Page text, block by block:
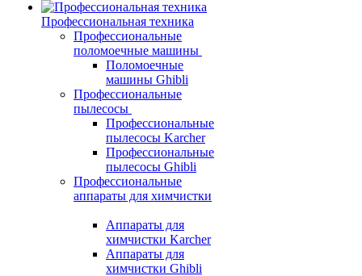
Профессиональная техника
Профессиональные
поломоечные машины
Поломоечные
машины Ghibli
Профессиональные
пылесосы
Профессиональные
пылесосы Karcher
Профессиональные
пылесосы Ghibli
Профессиональные
аппараты для химчистки
Аппараты для
химчистки Karcher
Аппараты для
химчистки Ghibli